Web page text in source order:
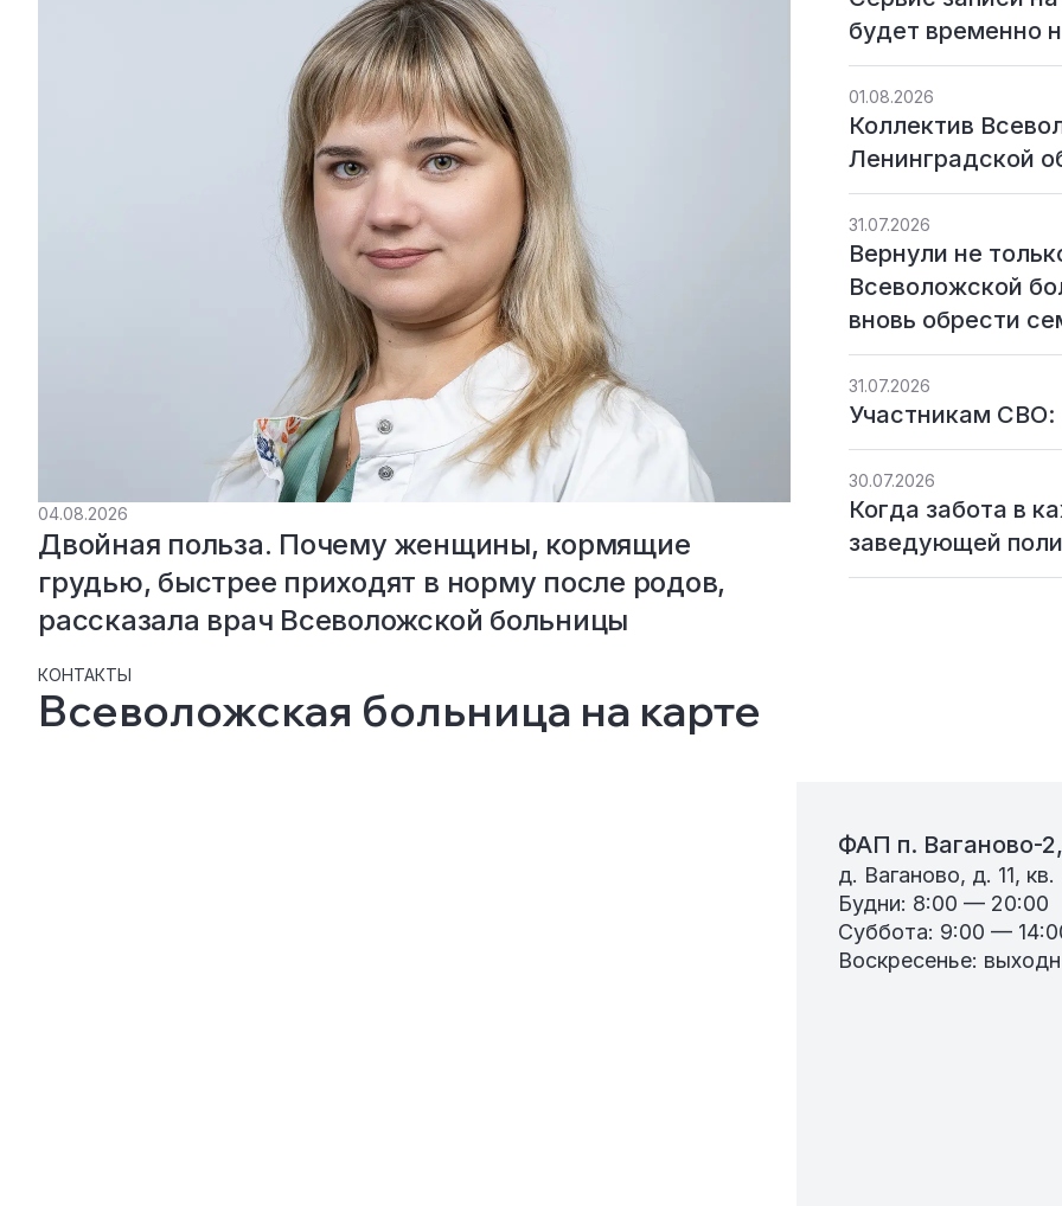
04.08.2026
Двойная польза. Почему женщины, кормящие
грудью, быстрее приходят в норму после родов,
рассказала врач Всеволожской больницы
будет временно
01.08.2026
Коллектив
Ленинградской
31.07.2026
Вернули не
Всеволожской
вновь обрести
31.07.2026
Участникам СВО:
30.07.2026
Когда забота в
заведующей
КОНТАКТЫ
Всеволожская больница на карте
ФАП п. Ваганово-
д. Ваганово, д. 11, кв.
Будни: 8:00 — 20:00
Суббота: 9:00 —
Воскресенье: